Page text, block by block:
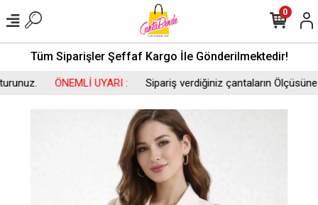
Tüm Siparişler Şeffaf Kargo İle Gönderilmektedir!
ÖNEMLİ UYARI : Sipariş verdiğiniz çantaların Ölçüsüne
0